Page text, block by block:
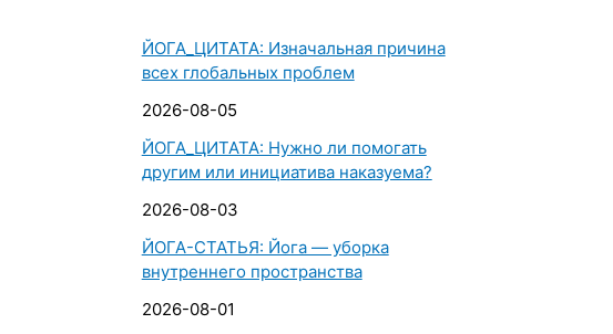
ЙОГА_ЦИТАТА: Изначальная причина
всех глобальных проблем
2026-08-05
ЙОГА_ЦИТАТА: Нужно ли помогать
другим или инициатива наказуема?
2026-08-03
ЙОГА-СТАТЬЯ: Йога — уборка
внутреннего пространства
2026-08-01